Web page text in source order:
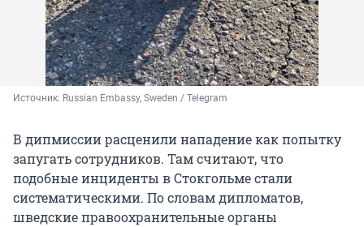
Источник: Russian Embassy, Sweden / Telegram
В дипмиссии расценили нападение как попытку
запугать сотрудников. Там считают, что
подобные инциденты в Стокгольме стали
систематическими. По словам дипломатов,
шведские правоохранительные органы